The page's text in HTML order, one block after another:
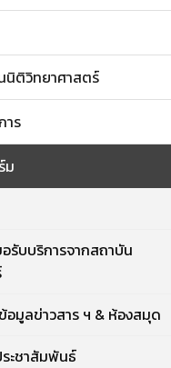
นิติวิทยาศาสตร์
าร
ม
รับบริการจากสถาบัน
มูลข่าวสาร ฯ & ห้องสมุด
ะชาสัมพันธ์